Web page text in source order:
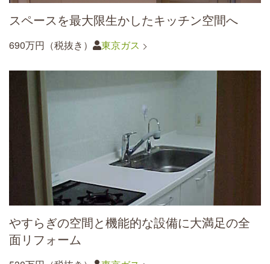
スペースを最大限生かしたキッチン空間へ
690万円（税抜き） 東京ガス
やすらぎの空間と機能的な設備に大満足の全
面リフォーム